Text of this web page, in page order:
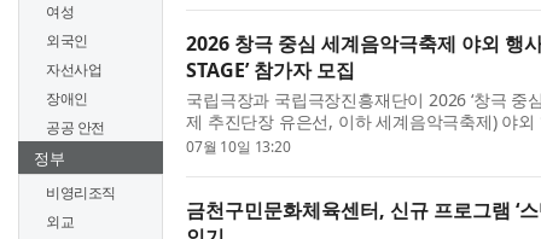
여성
외국인
자선사업
장애인
공공 안전
정부
비영리조직
외교
2026 창극 중심 세계음악극축제 야외 행
STAGE’ 참가자 모집
국립극장과 국립극장진흥재단이 2026 ‘창극 중
제 추진단장 유은선, 이하 세계음악극축제) 야외
(昌唱 STAGE)’ 출연진을 공개 모집한다. 2026 ‘
07월 10일 13:20
금천구민문화체육센터, 신규 프로그램 ‘